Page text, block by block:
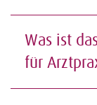
Was ist
für